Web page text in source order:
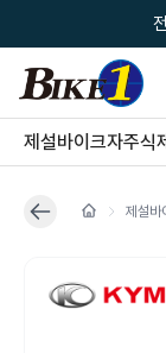
국내 1위
제
'국내
제설바이크자주식
제설바